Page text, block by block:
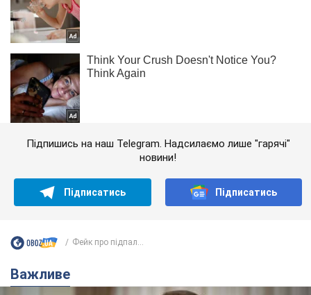
Підпишись на наш Telegram. Надсилаємо лише "гарячі"
новини!
Підписатись Підписатись
Фейк про підпал...
Важливе